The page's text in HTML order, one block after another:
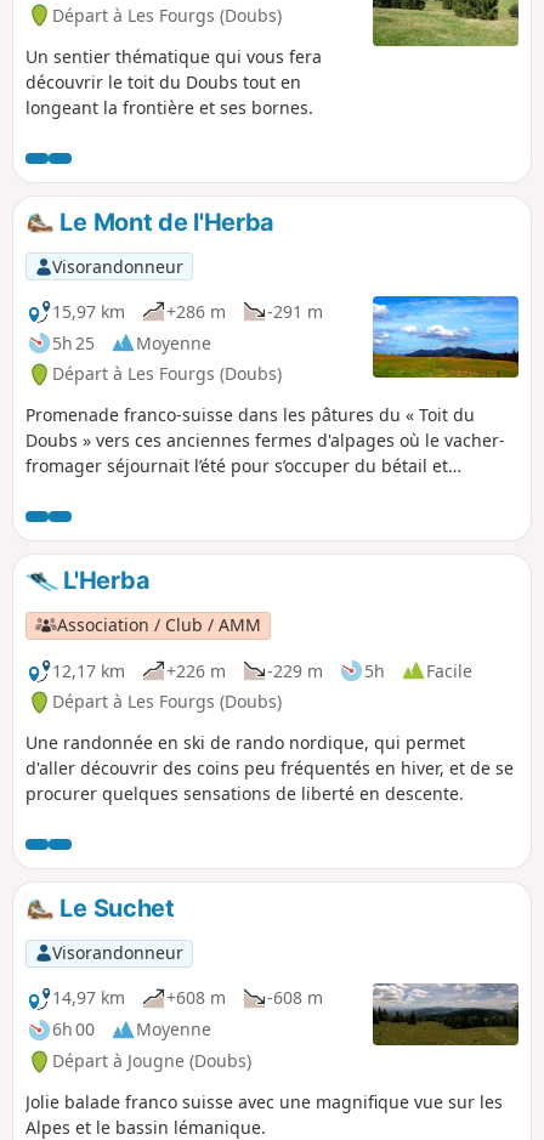
Départ à Les Fourgs (Doubs)
Un sentier thématique qui vous fera
découvrir le toit du Doubs tout en
longeant la frontière et ses bornes.
Le Mont de l'Herba
Visorandonneur
15,97 km
+286 m
-291 m
5h 25
Moyenne
Départ à Les Fourgs (Doubs)
Promenade franco-suisse dans les pâtures du « Toit du
Doubs » vers ces anciennes fermes d'alpages où le vacher-
fromager séjournait l’été pour s’occuper du bétail et
le Chasseron, les Petites Roches, le Cochet et la Montagne
de Baulmes.
L'Herba
Association / Club / AMM
12,17 km
+226 m -229 m 5h
Facile
Départ à Les Fourgs (Doubs)
Une randonnée en ski de rando nordique, qui permet
d'aller découvrir des coins peu fréquentés en hiver, et de se
procurer quelques sensations de liberté en descente.
Le Suchet
Visorandonneur
14,97 km
+608 m
-608 m
6h 00
Moyenne
Départ à Jougne (Doubs)
Jolie balade franco suisse avec une magnifique vue sur les
Alpes et le bassin lémanique.